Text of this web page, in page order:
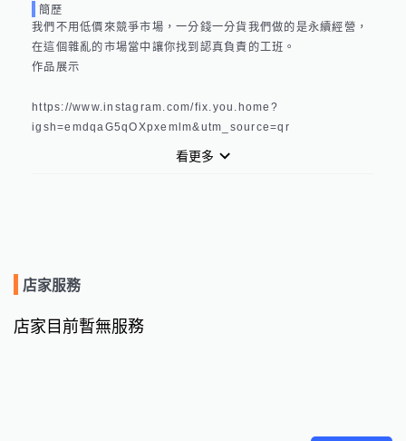
簡歷
我們不用低價來競爭市場，一分錢一分貨我們做的是永續經營，
在這個雜亂的市場當中讓你找到認真負責的工班。
作品展示
https://www.instagram.com/fix.you.home?
igsh=emdqaG5qOXpxemlm&utm_source=qr
看更多
店家服務
店家目前暫無服務